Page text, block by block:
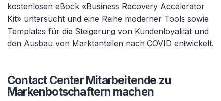
kostenlosen eBook «Business Recovery Accelerator
Kit» untersucht und eine Reihe moderner Tools sowie
Templates für die Steigerung von Kundenloyalität und
den Ausbau von Marktanteilen nach COVID entwickelt.
Contact Center Mitarbeitende zu
Markenbotschaftern machen